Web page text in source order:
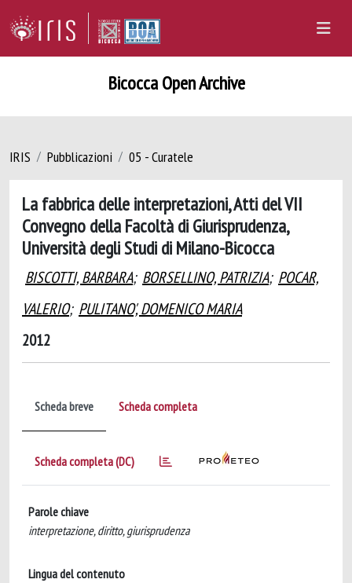
Bicocca Open Archive
IRIS Pubblicazioni 05 - Curatele
La fabbrica delle interpretazioni, Atti del VII
Convegno della Facoltà di Giurisprudenza,
Università degli Studi di Milano-Bicocca
BISCOTTI, BARBARA; BORSELLINO, PATRIZIA; POCAR,
VALERIO; PULITANO', DOMENICO MARIA
2012
Scheda breve Scheda completa
Scheda completa (DC)
Parole chiave
interpretazione, diritto, giurisprudenza
Lingua del contenuto